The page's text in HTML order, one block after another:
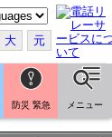
大 元
防災 緊急 メニュー